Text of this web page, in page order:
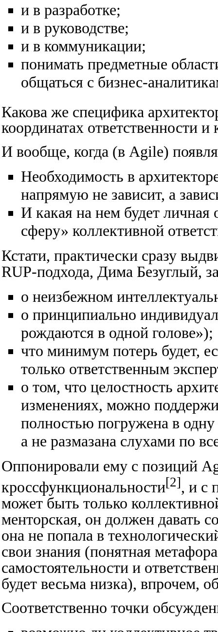
и в разработке;
и в руководстве;
и в коммуникации;
понимать предметные
общаться с бизнес-
Какова же специфика
координатах ответственности
И вообще, когда (в Agile)
Необходимость в
напрямую не зависит, а
И какая на нем будет личная
сферу» коллективной
Кстати, практически сразу
RUP-подхода, Дима Безуглый,
о неизбежном
о принципиально
рождаются в одной голове»);
что минимум потерь будет,
только ответственным
о том, что целостность
изменениях, можно
полностью погружена в
а не размазана слухами по
Оппонировали ему с позиций
кроссфункциональности[2], и с
может быть только
менторская, он должен давать
она не попала в
свои знания (понятная
самостоятельности и
будет весьма низка), впрочем,
Соответственно точки